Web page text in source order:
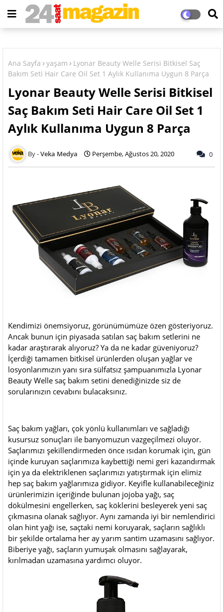
Ana Sayfa yaşam
Lyonar Beauty Welle Serisi Bitkisel Saç
Bakım Seti Hair Care Oil Set 1 Aylık Kullanıma Uygun 8 Parça
Lyonar Beauty Welle Serisi Bitkisel
Saç Bakım Seti Hair Care Oil Set 1
Aylık Kullanıma Uygun 8 Parça
Veka Medya Perşembe, Ağustos 20, 2020 0
Kendimizi önemsiyoruz, görünümümüze özen gösteriyoruz.
Ancak bunun için piyasada satılan saç bakım setlerini ne
kadar araştırarak alıyoruz? Ya da ne kadar güveniyoruz?
İçerdiği tamamen bitkisel ürünlerden oluşan yağlar ve
losyonlarımızın yanı sıra sülfatsız şampuanımızla Lyonar
Beauty Welle saç bakım setini denediğinizde siz de
sorularınızın cevabını bulacaksınız.
Saç bakım yağları, çok yönlü kullanımları ve sağladığı
kusursuz sonuçları ile banyomuzun vazgeçilmezi oluyor.
Saçlarımızı şekillendirmeden önce ısıdan korumak için, gün
içinde kuruyan saçlarımıza kaybettiği nemi geri kazandırmak
için ya da elektriklenen saçlarımızı yatıştırmak için elimiz
hep saç bakım yağlarımıza gidiyor. Keyifle kullanabileceğiniz
ürünlerimizin içeriğinde bulunan jojoba yağı, saç
dökülmesini engellerken, saç köklerini besleyerek yeni saç
çıkmasına olanak sağlıyor. Aynı zamanda iyi bir nemlendirici
olan hint yağı ise, saçtaki nemi koruyarak, saçların sağlıklı
bir şekilde ortalama her ay yarım santim uzamasını sağlıyor.
Biberiye yağı, saçların yumuşak olmasını sağlayarak,
kırılmadan uzamasına yardımcı oluyor.